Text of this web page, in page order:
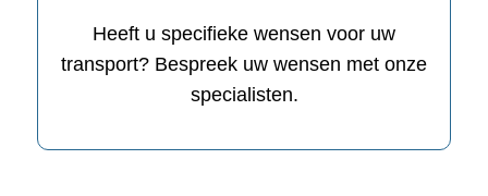
Heeft u specifieke wensen voor uw
transport? Bespreek uw wensen met onze
specialisten.